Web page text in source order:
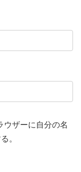
ウザーに自分の名
。